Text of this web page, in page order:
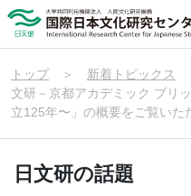
トップ＞ 新着トピックス
文研－京都アカデミック ブリ
立125年〜」の概要をご覧いた
日文研の話題